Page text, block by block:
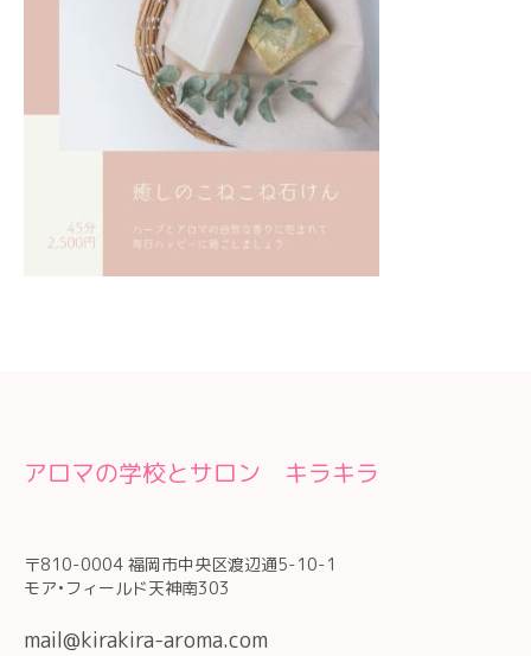
アロマの学校とサロン キラキラ
〒810-0004 福岡市中央区渡辺通5-10-1
モア•フィールド天神南303
mail@kirakira-aroma.com